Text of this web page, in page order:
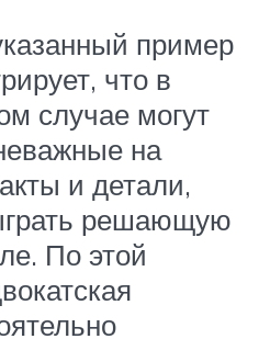
пример
что в
случае могут
на
и детали,
решающую
По этой